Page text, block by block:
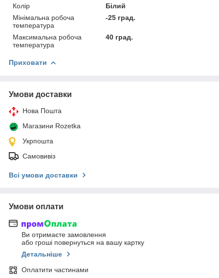
Колір
Білий
Мінімальна робоча
температура
-25 град.
Максимальна робоча
температура
40 град.
Приховати
Умови доставки
Нова Пошта
Магазини Rozetka
Укрпошта
Самовивіз
Всі умови доставки
Умови оплати
Ви отримаєте замовлення
або гроші повернуться на вашу картку
Детальніше
Оплатити частинами